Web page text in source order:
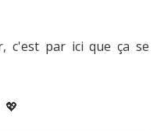
c'est par ici que ça se
💖